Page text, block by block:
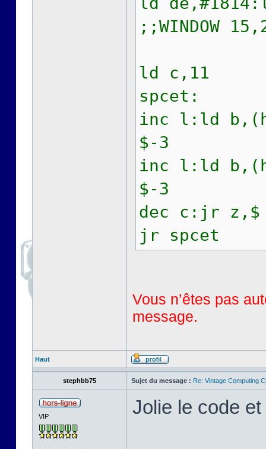
;;WINDOW
ld c,11
spcet:
inc l:ld
$-3
inc l:ld
$-3
dec c:jr z,$
jr spcet
Vous n’êtes pas
message.
Haut
stephbb75 Sujet du message : Re: Vintage Computing
VIP Jolie le code